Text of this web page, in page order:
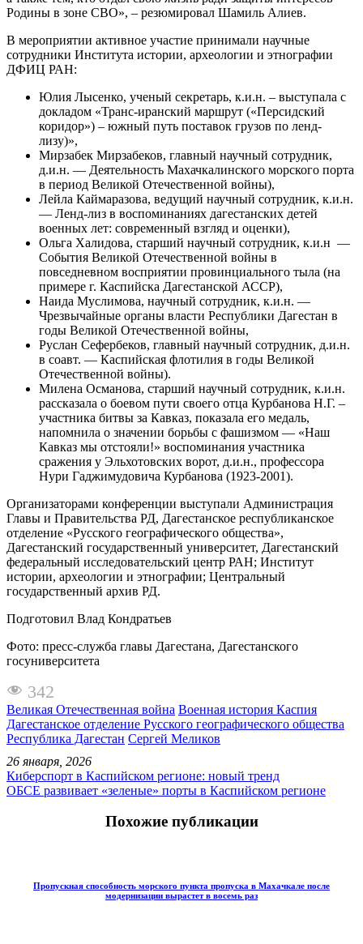
Родины в зоне СВО», – резюмировал Шамиль Алиев.
В мероприятии активное участие принимали научные
сотрудники Института истории, археологии и этнографии
ДФИЦ РАН:
Юлия Лысенко, ученый секретарь, к.и.н. – выступала с
докладом «Транс-иранский маршрут («Персидский
коридор») – южный путь поставок грузов по ленд-
лизу)»,
Мирзабек Мирзабеков, главный научный сотрудник,
д.и.н. — Деятельность Махачкалинского морского порта
в период Великой Отечественной войны),
Лейла Каймаразова, ведущий научный сотрудник, к.и.н.
— Ленд-лиз в воспоминаниях дагестанских детей
военных лет: современный взгляд и оценки),
Ольга Халидова, старший научный сотрудник, к.и.н —
События Великой Отечественной войны в
повседневном восприятии провинциального тыла (на
примере г. Каспийска Дагестанской АССР),
Наида Муслимова, научный сотрудник, к.и.н. —
Чрезвычайные органы власти Республики Дагестан в
годы Великой Отечественной войны,
Руслан Сефербеков, главный научный сотрудник, д.и.н.
в соавт. — Каспийская флотилия в годы Великой
Отечественной войны).
Милена Османова, старший научный сотрудник, к.и.н.
рассказала о боевом пути своего отца Курбанова Н.Г. –
участника битвы за Кавказ, показала его медаль,
напомнила о значении борьбы с фашизмом — «Наш
Кавказ мы отстояли!» воспоминания участника
сражения у Эльхотовских ворот, д.и.н., профессора
Нури Гаджимудовича Курбанова (1923-2001).
Организаторами конференции выступали Администрация
Главы и Правительства РД, Дагестанское республиканское
отделение «Русского географического общества»,
Дагестанский государственный университет, Дагестанский
федеральный исследовательский центр РАН; Институт
истории, археологии и этнографии; Центральный
государственный архив РД.
Подготовил Влад Кондратьев
Фото: пресс-служба главы Дагестана, Дагестанского
госуниверситета
342
Великая Отечественная война Военная история Каспия
Дагестанское отделение Русского географического общества
Республика Дагестан Сергей Меликов
26 января, 2026
Киберспорт в Каспийском регионе: новый тренд
ОБСЕ развивает «зеленые» порты в Каспийском регионе
Похожие публикации
Пропускная способность морского пункта пропуска в Махачкале после
модернизации вырастет в восемь раз